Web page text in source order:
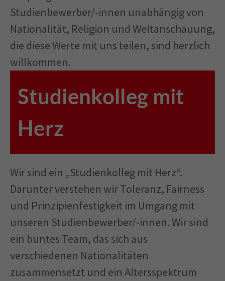
Studienbewerber/-innen unabhängig von
Nationalität, Religion und Weltanschauung,
die diese Werte mit uns teilen, sind herzlich
willkommen.
Studienkolleg mit
Herz
Wir sind ein „Studienkolleg mit Herz“.
Darunter verstehen wir Toleranz, Fairness
und Prinzipienfestigkeit im Umgang mit
unseren Studienbewerber/-innen. Wir sind
ein buntes Team, das sich aus
verschiedenen Nationalitäten
zusammensetzt und ein Altersspektrum